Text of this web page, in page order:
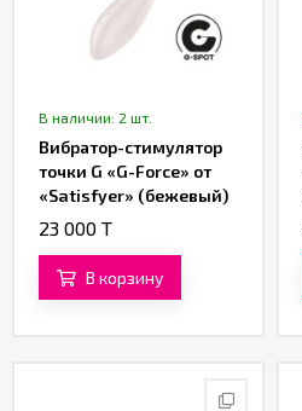
В наличии: 2 шт.
Вибратор-стимулятор
точки G «G-Force» от
«Satisfyer» (бежевый)
23 000 T
В корзину